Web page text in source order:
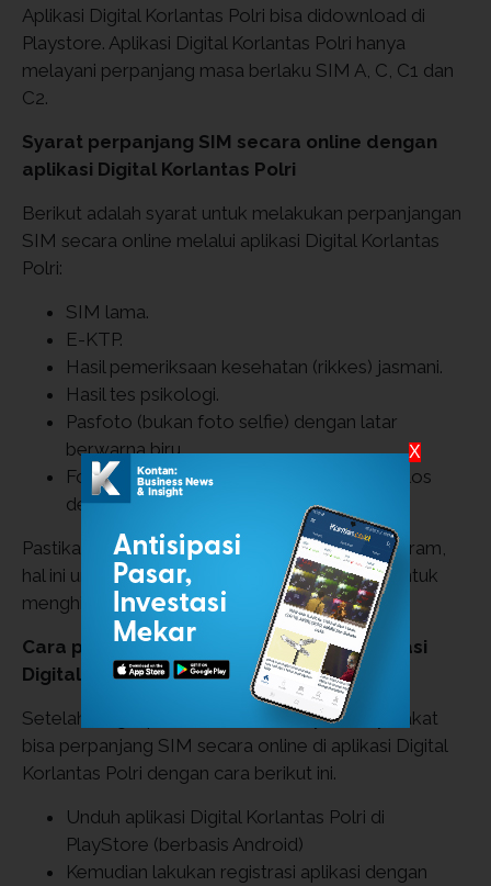
Aplikasi Digital Korlantas Polri bisa didownload di
Playstore. Aplikasi Digital Korlantas Polri hanya
melayani perpanjang masa berlaku SIM A, C, C1 dan
C2.
Syarat perpanjang SIM secara online dengan
aplikasi Digital Korlantas Polri
Berikut adalah syarat untuk melakukan perpanjangan
SIM secara online melalui aplikasi Digital Korlantas
Polri:
SIM lama.
E-KTP.
Hasil pemeriksaan kesehatan (rikkes) jasmani.
Hasil tes psikologi.
Pasfoto (bukan foto selfie) dengan latar
berwarna biru.
Foto tanda tangan di atas kertas putih polos
dengan tinta yang tebal.
Pastikan dokumen-dokumen tersebut tidak buram,
hal ini untuk memudahkan verifikasi data dan untuk
menghindari penolakan Satpas.
Cara perpanjang SIM online dengan aplikasi
Digital Korlantas Polri
Setelah lengkap semua dokumennya, masyarakat
bisa perpanjang SIM secara online di aplikasi Digital
Korlantas Polri dengan cara berikut ini.
Unduh aplikasi Digital Korlantas Polri di
PlayStore (berbasis Android)
Kemudian lakukan registrasi aplikasi dengan
X